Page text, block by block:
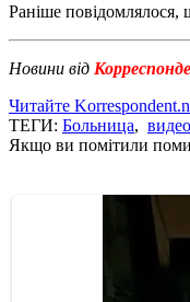
Раніше повідомлялося,
Новини від
Читайте
ТЕГИ: Больница, видео
Якщо ви помітили